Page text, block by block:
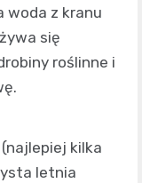
woda z kranu
się
roślinne i
(najlepiej kilka
letnia